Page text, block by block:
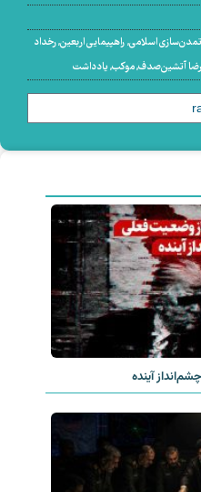
تمدن‌سازی اسلامی,راهپیمایی اربعین,رخداد
آتشین‌صدف,موکب,یادداشت
آینده